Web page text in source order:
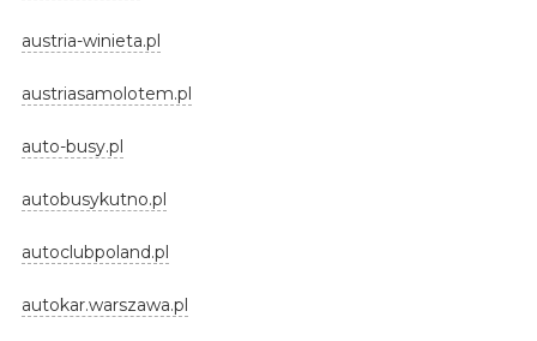
austria-winieta.pl
austriasamolotem.pl
auto-busy.pl
autobusykutno.pl
autoclubpoland.pl
autokar.warszawa.pl